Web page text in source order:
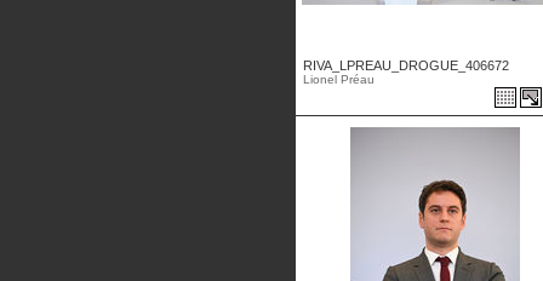
RIVA_LPREAU_DROGUE_406672
Lionel Préau